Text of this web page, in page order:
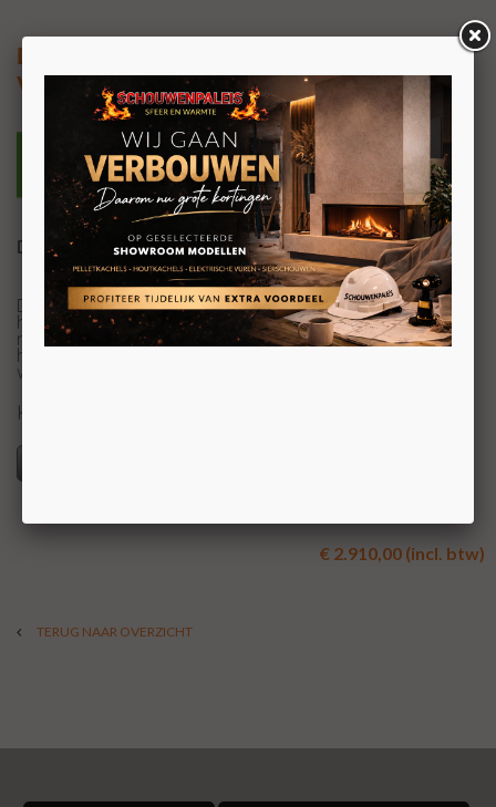
Dovre Rock350 WB
Vrijstaande houtkachel
De ROCK350 WB staat als een huis
De Dovre ROCK350 WB is een echte stoere gietijzeren
houtkachel. Een houtkachel met ronde vorme een
moderne looks maar ook een kachel die hard werkt. Een
houtkachel die ook niet misstaat in een meer klassieke
woonkamer. Deze kachel heeft een vermogen tot 9 kW.
KOM VOOR UW PRIJS NAAR ONZE SHOWROOM
€ 2.910,00 (incl. btw)
TERUG NAAR OVERZICHT